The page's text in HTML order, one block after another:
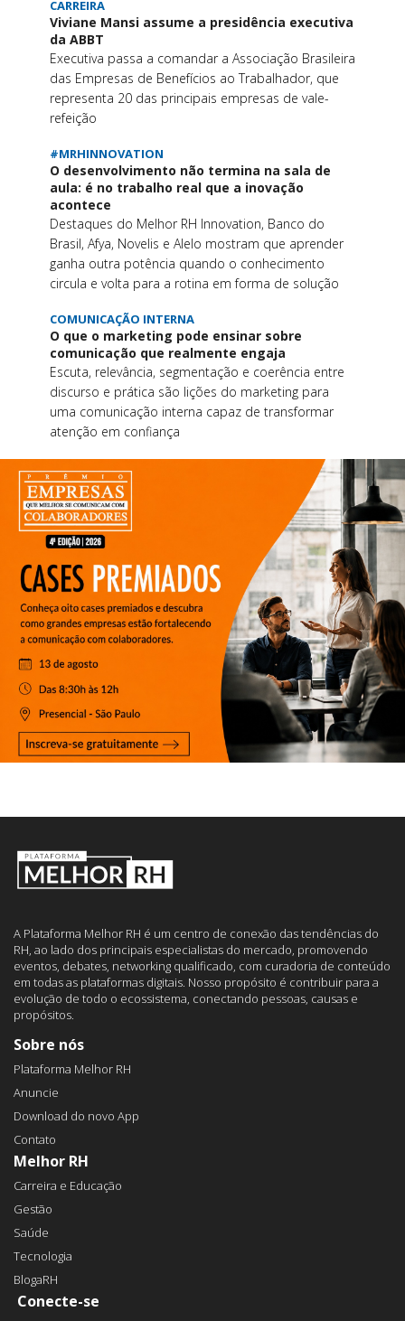
CARREIRA
Viviane Mansi assume a presidência executiva
da ABBT
Executiva passa a comandar a Associação Brasileira
das Empresas de Benefícios ao Trabalhador, que
representa 20 das principais empresas de vale-
refeição
#MRHINNOVATION
O desenvolvimento não termina na sala de
aula: é no trabalho real que a inovação
acontece
Destaques do Melhor RH Innovation, Banco do
Brasil, Afya, Novelis e Alelo mostram que aprender
ganha outra potência quando o conhecimento
circula e volta para a rotina em forma de solução
COMUNICAÇÃO INTERNA
O que o marketing pode ensinar sobre
comunicação que realmente engaja
Escuta, relevância, segmentação e coerência entre
discurso e prática são lições do marketing para
uma comunicação interna capaz de transformar
atenção em confiança
A Plataforma Melhor RH é um centro de conexão das tendências do
RH, ao lado dos principais especialistas do mercado, promovendo
eventos, debates, networking qualificado, com curadoria de conteúdo
em todas as plataformas digitais. Nosso propósito é contribuir para a
evolução de todo o ecossistema, conectando pessoas, causas e
propósitos.
Sobre nós
Plataforma Melhor RH
Anuncie
Download do novo App
Contato
Melhor RH
Carreira e Educação
Gestão
Saúde
Tecnologia
BlogaRH
Conecte-se